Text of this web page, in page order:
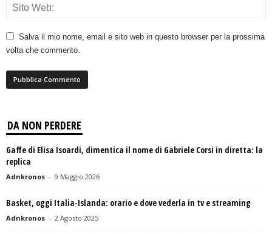
Salva il mio nome, email e sito web in questo browser per la prossima
volta che commento.
DA NON PERDERE
Gaffe di Elisa Isoardi, dimentica il nome di Gabriele Corsi in diretta: la
replica
Adnkronos - 9 Maggio 2026
Basket, oggi Italia-Islanda: orario e dove vederla in tv e streaming
Adnkronos - 2 Agosto 2025